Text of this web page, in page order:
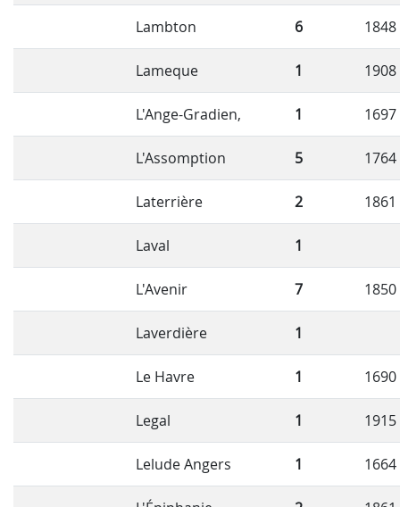
Lambton 6 1848
Lameque 1 1908
L'Ange-Gradien, 1 1697
L'Assomption 5 1764
Laterrière 2 1861
Laval 1
L'Avenir 7 1850
Laverdière 1
Le Havre 1 1690
Legal 1 1915
Lelude Angers 1 1664